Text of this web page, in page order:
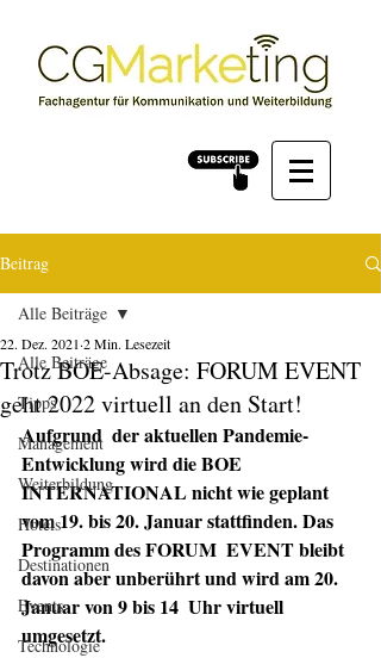
Beitrag
Alle Beiträge
Tipps
Management
Weiterbildung
Hotels
Destinationen
Events
Technologie
Alle Beiträge
Trotz BOE-Absage: FORUM EVENT
geht 2022 virtuell an den Start!
22. Dez. 2021 2 Min. Lesezeit
Aufgrund  der aktuellen Pandemie-
Entwicklung wird die BOE
INTERNATIONAL nicht wie geplant
vom 19. bis 20. Januar stattfinden. Das
Programm des FORUM  EVENT bleibt
davon aber unberührt und wird am 20.
Januar von 9 bis 14  Uhr virtuell
umgesetzt.